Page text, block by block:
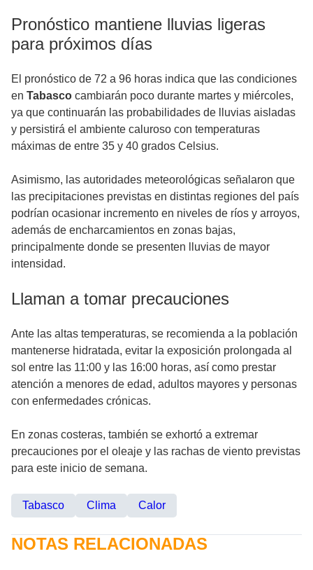
Pronóstico mantiene lluvias ligeras
para próximos días
El pronóstico de 72 a 96 horas indica que las condiciones
en Tabasco cambiarán poco durante martes y miércoles,
ya que continuarán las probabilidades de lluvias aisladas
y persistirá el ambiente caluroso con temperaturas
máximas de entre 35 y 40 grados Celsius.
Asimismo, las autoridades meteorológicas señalaron que
las precipitaciones previstas en distintas regiones del país
podrían ocasionar incremento en niveles de ríos y arroyos,
además de encharcamientos en zonas bajas,
principalmente donde se presenten lluvias de mayor
intensidad.
Llaman a tomar precauciones
Ante las altas temperaturas, se recomienda a la población
mantenerse hidratada, evitar la exposición prolongada al
sol entre las 11:00 y las 16:00 horas, así como prestar
atención a menores de edad, adultos mayores y personas
con enfermedades crónicas.
En zonas costeras, también se exhortó a extremar
precauciones por el oleaje y las rachas de viento previstas
para este inicio de semana.
Tabasco Clima Calor
NOTAS RELACIONADAS